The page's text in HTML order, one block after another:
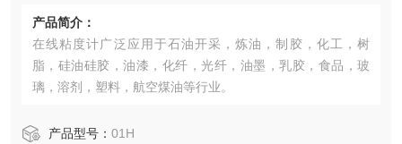
产品简介：
在线粘度计广泛应用于石油开采，炼油，制胶，化工，树
脂，硅油硅胶，油漆，化纤，光纤，油墨，乳胶，食品，玻
璃，溶剂，塑料，航空煤油等行业。
产品型号： 01H